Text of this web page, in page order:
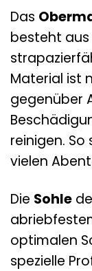
Das
besteht
Material ist
gegenüber
reinigen.
vielen
Die Sohle
optimalen
spezielle